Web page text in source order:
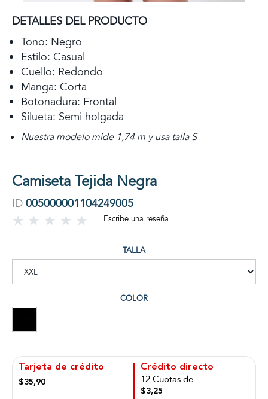
DETALLES DEL PRODUCTO
Tono: Negro
Estilo: Casual
Cuello: Redondo
Manga: Corta
Botonadura: Frontal
Silueta: Semi holgada
Nuestra modelo mide 1,74 m y usa talla S
Camiseta Tejida Negra
ID 005000001104249005
Escribe una reseña
TALLA
COLOR
Tarjeta de crédito
$35,90
Crédito directo
12 Cuotas de
$3,25